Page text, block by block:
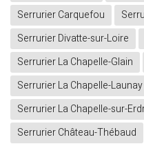
Serrurier Carquefou
Serrurier Divatte-sur-Loire
Serrurier La Chapelle-Glain
Serrurier La Chapelle-Launay
Serrurier La Chapelle-sur-
Serrurier Château-Thébaud